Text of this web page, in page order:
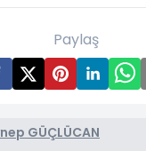
Paylaş
GÜÇLÜCAN